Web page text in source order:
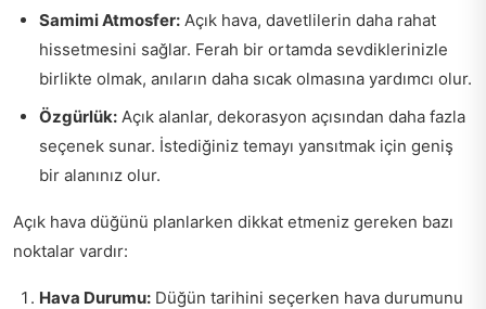
Samimi Atmosfer: Açık hava, davetlilerin daha rahat
hissetmesini sağlar. Ferah bir ortamda sevdiklerinizle
birlikte olmak, anıların daha sıcak olmasına yardımcı olur.
Özgürlük: Açık alanlar, dekorasyon açısından daha fazla
seçenek sunar. İstediğiniz temayı yansıtmak için geniş
bir alanınız olur.
Açık hava düğünü planlarken dikkat etmeniz gereken bazı
noktalar vardır:
Hava Durumu: Düğün tarihini seçerken hava durumunu